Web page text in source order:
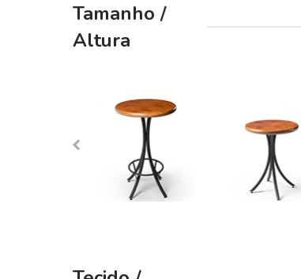
beginning
the
Tamanho /
Altura